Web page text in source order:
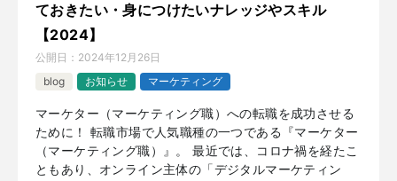
ておきたい・身につけたいナレッジやスキル
【2024】
公開日： 2024年12月26日
blog
お知らせ マーケティング
マーケター（マーケティング職）への転職を成功させる
ために！ 転職市場で人気職種の一つである『マーケター
（マーケティング職）』。 最近では、コロナ禍を経たこ
ともあり、オンライン主体の「デジタルマーケティン